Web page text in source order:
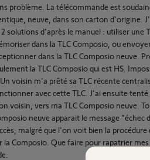
problème. La télécommande est
neuve, dans son carton d'origine.
solutions d'après le manuel : utiliser une
dans la TLC Composio, ou
dans la TLC Composio neuve.
la TLC Composio qui est HS.
voisin m'a prêté sa TLC récente
avec cette TLC. J'ai ensuite tenté
voisin, vers ma TLC Composio neuve.
neuve apparait le message "échec
malgré que l'on voit bien la
la Composio. Que faire pour rapatrier